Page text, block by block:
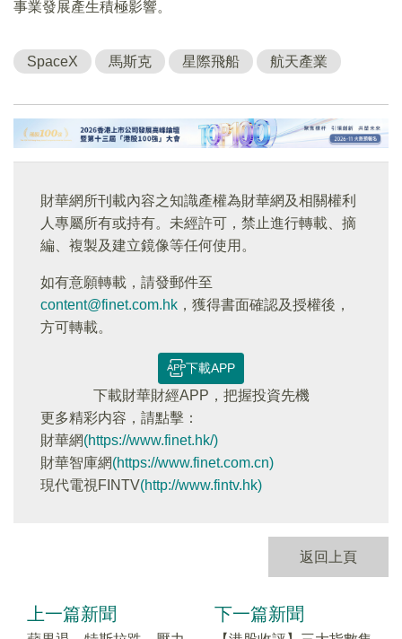
事業發展產生積極影響。
SpaceX 馬斯克 星際飛船 航天產業
財華網所刊載內容之知識產權為財華網及相關權利
人專屬所有或持有。未經許可，禁止進行轉載、摘
編、複製及建立鏡像等任何使用。
如有意願轉載，請發郵件至
content@finet.com.hk ，獲得書面確認及授權後，
方可轉載。
下載APP
下載財華財經APP，把握投資先機
更多精彩内容，請點擊：
財華網(https://www.finet.hk/)
財華智庫網(https://www.finet.com.cn)
現代電視FINTV(http://www.fintv.hk)
返回上頁
上一篇新聞 下一篇新聞